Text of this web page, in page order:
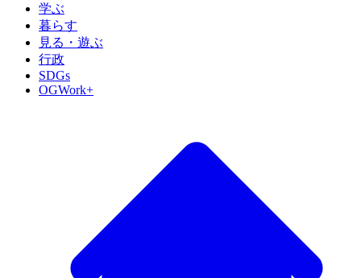
学ぶ
暮らす
見る・遊ぶ
行政
SDGs
OGWork+